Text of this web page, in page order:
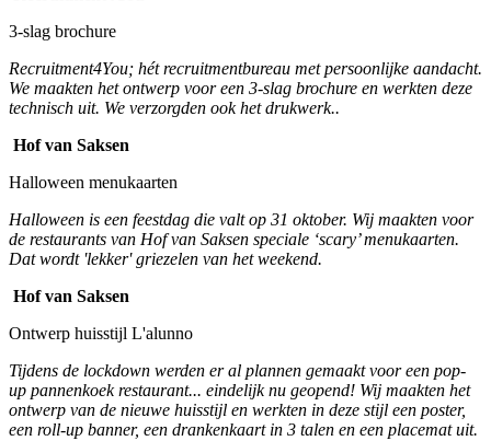
3-slag brochure
Recruitment4You; hét recruitmentbureau met persoonlijke aandacht.
We maakten het ontwerp voor een 3-slag brochure en werkten deze
technisch uit. We verzorgden ook het drukwerk..
Hof van Saksen
Halloween menukaarten
Halloween is een feestdag die valt op 31 oktober. Wij maakten voor
de restaurants van Hof van Saksen speciale ‘scary’ menukaarten.
Dat wordt 'lekker' griezelen van het weekend.
Hof van Saksen
Ontwerp huisstijl L'alunno
Tijdens de lockdown werden er al plannen gemaakt voor een pop-
up pannenkoek restaurant... eindelijk nu geopend! Wij maakten het
ontwerp van de nieuwe huisstijl en werkten in deze stijl een poster,
een roll-up banner, een drankenkaart in 3 talen en een placemat uit.